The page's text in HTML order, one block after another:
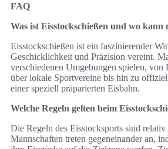
FAQ
Was ist Eisstockschießen und wo kann
Eisstockschießen ist ein faszinierender
Geschicklichkeit und Präzision vereint.
verschiedenen Umgebungen spielen, von
über lokale Sportvereine bis hin zu
einer speziell präparierten Eisbahn.
Welche Regeln gelten beim
Die Regeln des Eisstocksports sind
Mannschaften treten gegeneinander an,